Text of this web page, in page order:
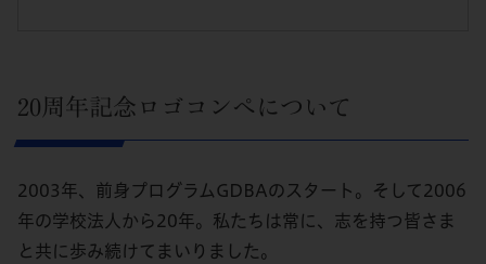
20周年記念ロゴコンペについて
2003年、前身プログラムGDBAのスタート。そして2006
年の学校法人から20年。私たちは常に、志を持つ皆さま
と共に歩み続けてまいりました。